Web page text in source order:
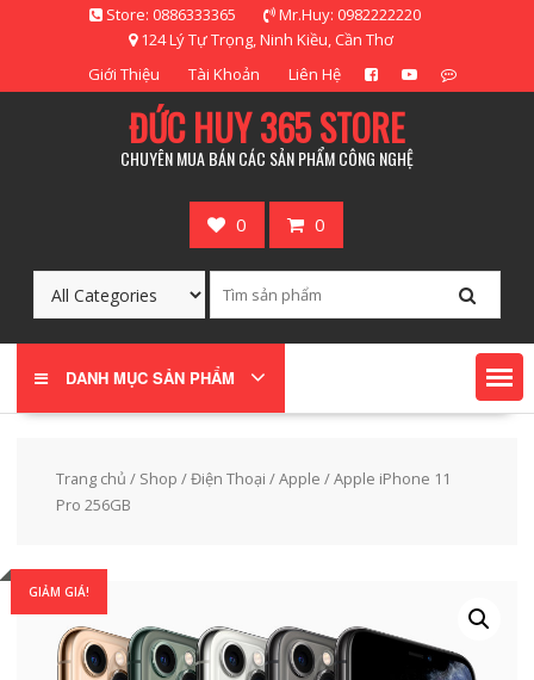
Store: 0886333365
Mr.Huy: 0982222220
124 Lý Tự Trọng, Ninh Kiều, Cần Thơ
Giới Thiệu
Tài Khoản Liên Hệ
ĐỨC HUY 365 STORE
CHUYÊN MUA BÁN CÁC SẢN PHẨM CÔNG NGHỆ
0 0
DANH MỤC SẢN PHẨM
Trang chủ / Shop /Điện Thoại /Apple / Apple iPhone 11
Pro 256GB
GIẢM GIÁ!